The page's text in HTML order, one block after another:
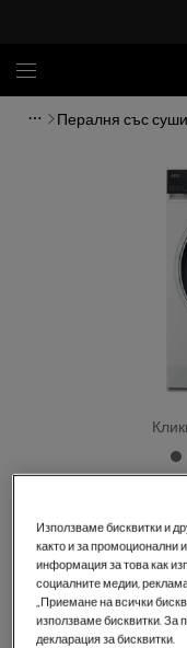
Пералня със
Пералня
4.7 (9)
Използваме бисквитки и
както и за промоционални
информация за това как
социалните медии,
„Приемане на всички
използваме бисквитки.
декларация за бисквитки.